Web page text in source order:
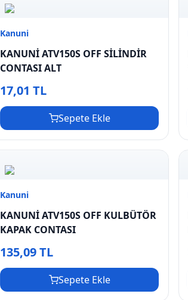
Kanuni
KANUNİ ATV150S OFF SİLİNDİR
CONTASI ALT
17,01 TL
Sepete Ekle
Kanuni
KANUNİ ATV150S OFF KULBÜTÖR
KAPAK CONTASI
135,09 TL
Sepete Ekle